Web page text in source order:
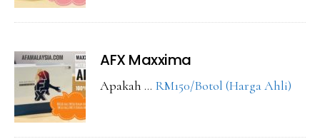
AFX Maxxima
Apakah … RM150/Botol (Harga Ahli)